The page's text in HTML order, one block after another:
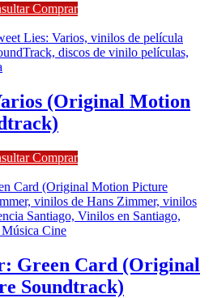
Comprar
(Original Motion
Comprar
Green Card (Original
Soundtrack)